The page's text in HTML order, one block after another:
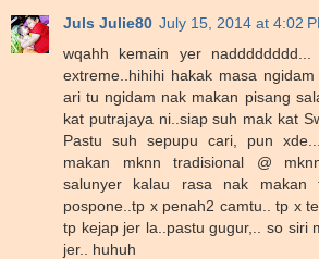
Juls Julie80 July 15, 2014 at 4:02
wqahh kemain yer
extreme..hihihi hakak masa
ari tu ngidam nak makan pisang
kat putrajaya ni..siap suh mak kat
Pastu suh sepupu cari, pun
makan mknn tradisional @
salunyer kalau rasa nak
pospone..tp x penah2 camtu.. tp x
tp kejap jer la..pastu gugur,.. so siri
jer.. huhuh